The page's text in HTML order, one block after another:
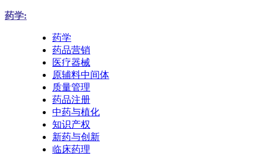
药学:
药学
药品营销
医疗器械
原辅料中间体
质量管理
药品注册
中药与植化
知识产权
新药与创新
临床药理